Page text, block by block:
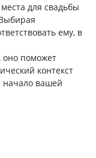
для свадьбы
ему, в
, оно поможет
контекст
начало вашей